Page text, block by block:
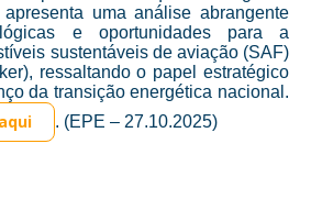
uma análise abrangente
e oportunidades para a
sustentáveis de aviação (SAF)
ressaltando o papel estratégico
da transição energética nacional.
aqui . (EPE – 27.10.2025)